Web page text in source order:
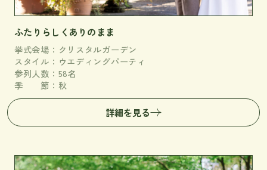
ふたりらしくありのまま
挙式会場：クリスタルガーデン
スタイル：ウエディングパーティ
参列人数：58名
季 節：秋
詳細を見る